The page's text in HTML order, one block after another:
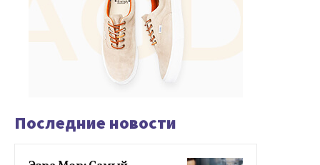
Последние новости